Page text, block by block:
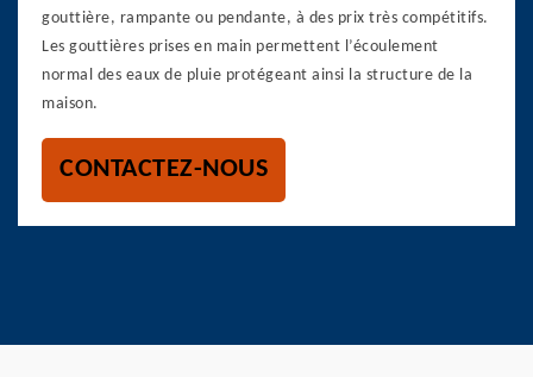
gouttière, rampante ou pendante, à des prix très compétitifs.
Les gouttières prises en main permettent l’écoulement
normal des eaux de pluie protégeant ainsi la structure de la
maison.
CONTACTEZ-NOUS